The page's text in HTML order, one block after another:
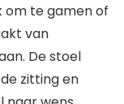
te gamen of
van
De stoel
zitting en